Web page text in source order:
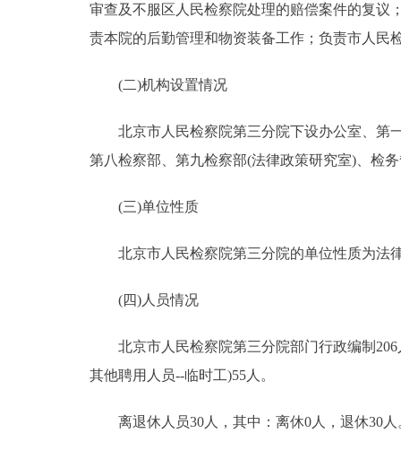
审查及不服区人民检察院处理的赔偿案件的复议
责本院的后勤管理和物资装备工作；负责市人民
(二)机构设置情况
北京市人民检察院第三分院下设办公室、第一
第八检察部、第九检察部(法律政策研究室)、检
(三)单位性质
北京市人民检察院第三分院的单位性质为法
(四)人员情况
北京市人民检察院第三分院部门行政编制206
其他聘用人员--临时工)55人。
离退休人员30人，其中：离休0人，退休30人